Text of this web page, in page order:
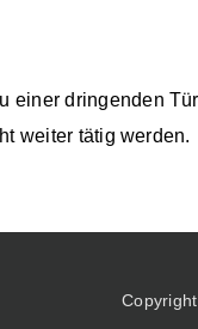
einer dringenden
weiter tätig werden.